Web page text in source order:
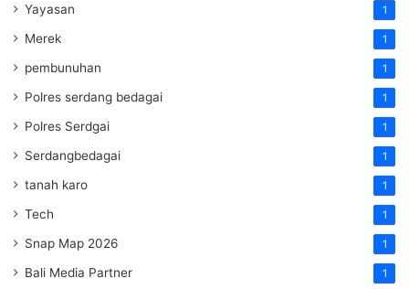
Yayasan 1
Merek 1
pembunuhan 1
Polres serdang bedagai 1
Polres Serdgai 1
Serdangbedagai 1
tanah karo 1
Tech 1
Snap Map 2026 1
Bali Media Partner 1